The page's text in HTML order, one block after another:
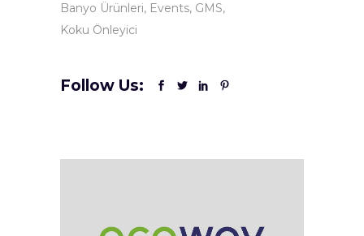
Banyo Ürünleri Events GMS
Koku Önleyici
Follow Us: